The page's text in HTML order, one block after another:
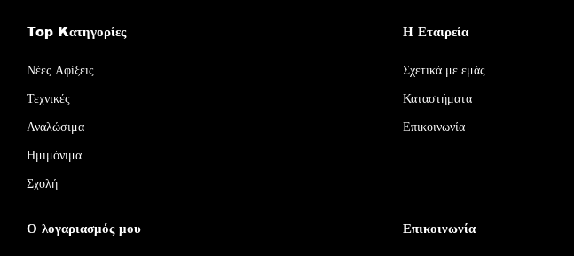
Top Kατηγορίες
Νέες Αφίξεις
Τεχνικές
Αναλώσιμα
Ημιμόνιμα
Σχολή
Η Εταιρεία
Σχετικά με εμάς
Καταστήματα
Επικοινωνία
Ο λογαριασμός μου Επικοινωνία